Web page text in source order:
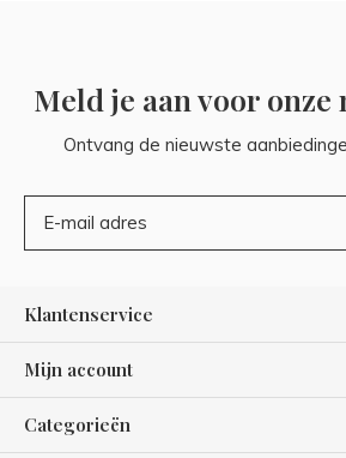
Meld je aan voor
Ontvang de nieuwste
Klantenservice
Mijn account
Categorieën